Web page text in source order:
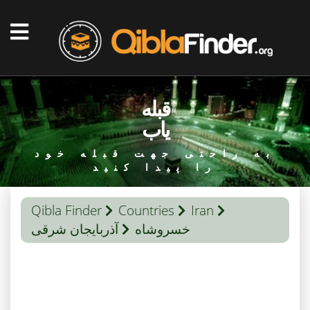
قبله
یاب
به راحتی جهت قبله خود
را پیدا کنید
Qibla Finder Countries
Iran
آذربایجان شرقی
خسروشاه